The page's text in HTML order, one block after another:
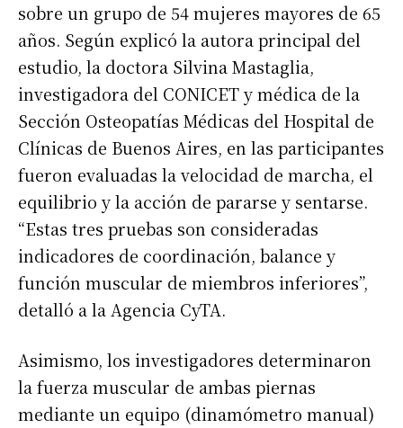
sobre un grupo de 54 mujeres mayores de 65
años. Según explicó la autora principal del
estudio, la doctora Silvina Mastaglia,
investigadora del CONICET y médica de la
Sección Osteopatías Médicas del Hospital de
Clínicas de Buenos Aires, en las participantes
fueron evaluadas la velocidad de marcha, el
equilibrio y la acción de pararse y sentarse.
“Estas tres pruebas son consideradas
indicadores de coordinación, balance y
función muscular de miembros inferiores”,
detalló a la Agencia CyTA.
Asimismo, los investigadores determinaron
la fuerza muscular de ambas piernas
mediante un equipo (dinamómetro manual)